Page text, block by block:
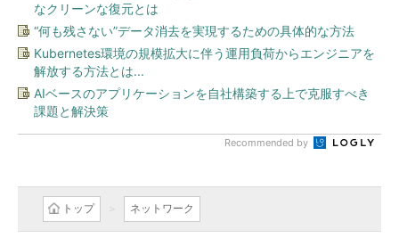
なクリーンな復元とは
“何も残さない”データ消去を実現するための具体的な方法
Kubernetes環境の規模拡大に伴う運用負荷からエンジニアを
解放する方法とは...
AIベースのアプリケーションを自社構築する上で克服すべき
課題と解決策
Recommended by
トップ ネットワーク